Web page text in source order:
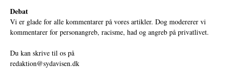
Debat
Vi er glade for alle kommentarer på vores artikler. Dog modererer vi
kommentarer for personangreb, racisme, had og angreb på privatlivet.
Du kan skrive til os på
redaktion@sydavisen.dk